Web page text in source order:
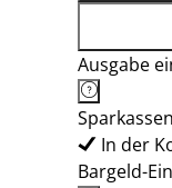
Ausgabe
In der
Bargeld-